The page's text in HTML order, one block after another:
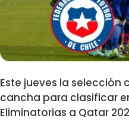
Este jueves la selección
cancha para clasificar
Eliminatorias a Qatar